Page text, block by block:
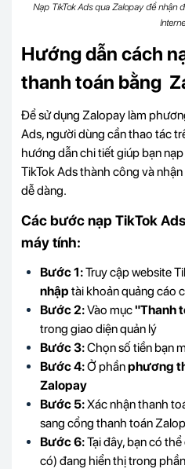
Nạp TikTok Ads qua Zalopay để nhận
Hướng dẫn cách
thanh toán bằng
Để sử dụng Zalopay làm
Ads, người dùng cần thao tác
hướng dẫn chi tiết giúp bạn
TikTok Ads thành công và
dễ dàng.
Các bước nạp TikTok
máy tính:
Bước 1:Truy cập website
nhập tài khoản quảng cáo
Bước 2:Vào mục"Thanh
trong giao diện quản lý
Bước 3:Chọn số tiền bạn
Bước 4:Ở phầnphương
Zalopay
Bước 5:Xác nhận thanh
sang cổng thanh toán
Bước 6:Tại đây, bạn có thể
có) đang hiển thị trong